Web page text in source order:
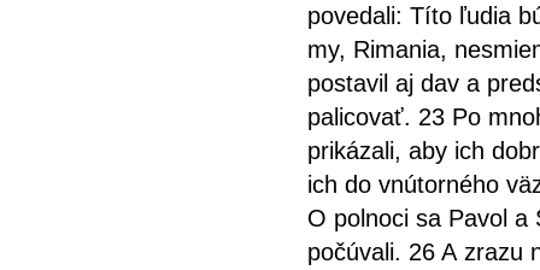
povedali: Títo ľudia
my, Rimania,
postavil aj dav a
palicovať. 23 Po
prikázali, aby ich
ich do vnútorného
O polnoci sa Pavol a
počúvali. 26 A zrazu